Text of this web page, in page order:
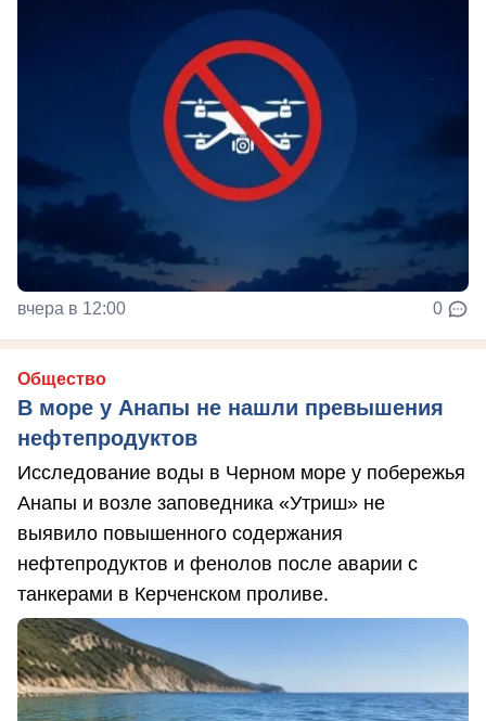
вчера в 12:00 0
Общество
В море у Анапы не нашли превышения
нефтепродуктов
Исследование воды в Черном море у побережья
Анапы и возле заповедника «Утриш» не
выявило повышенного содержания
нефтепродуктов и фенолов после аварии с
танкерами в Керченском проливе.